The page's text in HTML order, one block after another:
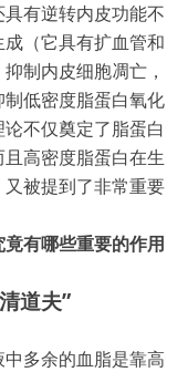
有逆转内皮功能不
（它具有扩血管和
制内皮细胞凋亡，
低密度脂蛋白氧化
不仅奠定了脂蛋白
高密度脂蛋白在生
被提到了非常重要
有哪些重要的作用
道夫”
多余的血脂是靠高